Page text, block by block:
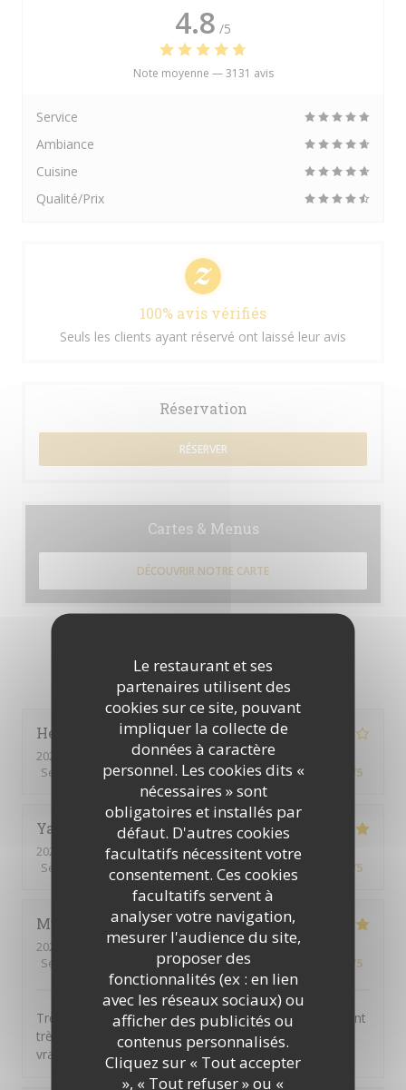
Le restaurant et ses
partenaires utilisent des
cookies sur ce site, pouvant
impliquer la collecte de
données à caractère
personnel. Les cookies dits «
nécessaires » sont
obligatoires et installés par
défaut. D'autres cookies
facultatifs nécessitent votre
consentement. Ces cookies
facultatifs servent à
analyser votre navigation,
mesurer l'audience du site,
proposer des
fonctionnalités (ex : en lien
avec les réseaux sociaux) ou
afficher des publicités ou
contenus personnalisés.
Cliquez sur « Tout accepter
», « Tout refuser » ou «
Les avis de nos clients
Henriques C
2026-07-30
- 12:00 - Couverts 8
Service
/5 Ambiance: 3 /5 Cuisine:4/5 Qualité / Prix /5
Yannick
2026-07-30
- 12:15 - Couverts 10
Service
Ambiance Cuisine Qualité / Prix /5
Muriel
2026-07-29
- 12:00 - Couverts 6
Service
Ambiance:5 /5 Cuisine:5 /5
Très bon rapport qualité / prix. Tous les convives étaient
très contents. Formule tout compris qui comprend
vraiment tout ! BARVO
4.8 /5
Note moyenne —3131 avis
Service
Ambiance
Cuisine
Qualité/Prix
100% avis vérifiés
Seuls les clients ayant réservé ont laissé leur avis
Réservation
RÉSERVER
Cartes & Menus
DÉCOUVRIR NOTRE CARTE